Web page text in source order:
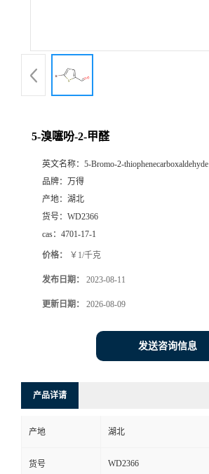
5-溴噻吩-2-甲醛
英文名称： 5-Bromo-2-thiophenecarboxaldehyde
品牌： 万得
产地： 湖北
货号： WD2366
cas： 4701-17-1
价格： ￥1/千克
发布日期： 2023-08-11
更新日期： 2026-08-09
发送咨询信息
产品详请
产地 湖北
货号 WD2366